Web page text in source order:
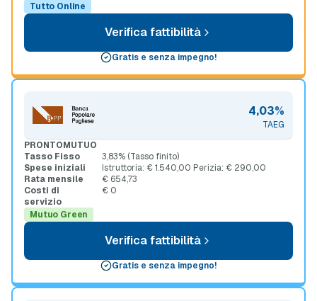
Tutto Online
Verifica fattibilità
Gratis e senza impegno!
4,03%
TAEG
PRONTOMUTUO
Tasso Fisso
3,83% (Tasso finito)
Spese iniziali
Istruttoria: € 1.540,00 Perizia: € 290,00
Rata mensile
€ 654,73
Costi di
servizio
€ 0
Mutuo Green
Verifica fattibilità
Gratis e senza impegno!